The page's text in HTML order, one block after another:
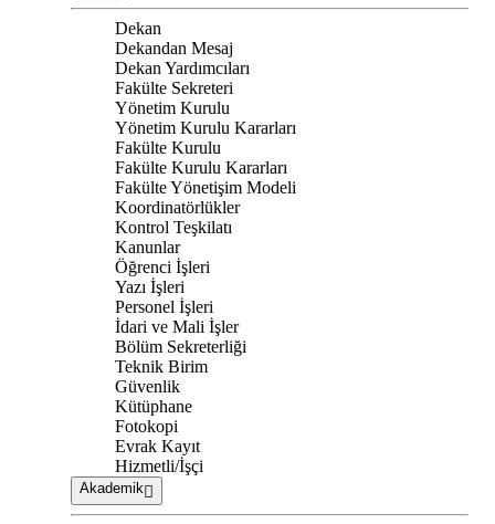
Dekan
Dekandan Mesaj
Dekan Yardımcıları
Fakülte Sekreteri
Yönetim Kurulu
Yönetim Kurulu Kararları
Fakülte Kurulu
Fakülte Kurulu Kararları
Fakülte Yönetişim Modeli
Koordinatörlükler
Kontrol Teşkilatı
Kanunlar
Öğrenci İşleri
Yazı İşleri
Personel İşleri
İdari ve Mali İşler
Bölüm Sekreterliği
Teknik Birim
Güvenlik
Kütüphane
Fotokopi
Evrak Kayıt
Hizmetli/İşçi
Akademik